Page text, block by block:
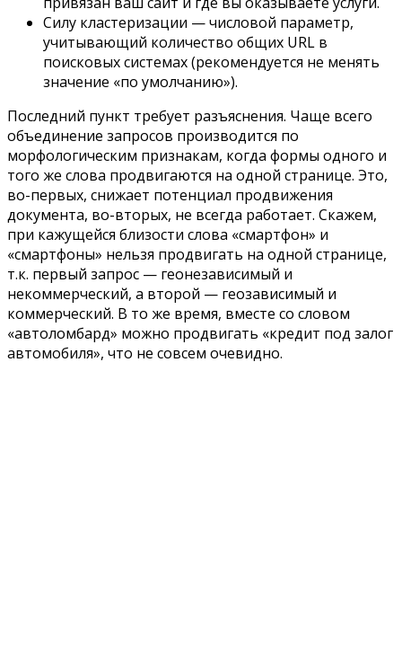
Силу кластеризации — числовой параметр,
учитывающий количество общих URL в
поисковых системах (рекомендуется не менять
значение «по умолчанию»).
Последний пункт требует разъяснения. Чаще всего
объединение запросов производится по
морфологическим признакам, когда формы одного и
того же слова продвигаются на одной странице. Это,
во-первых, снижает потенциал продвижения
документа, во-вторых, не всегда работает. Скажем,
при кажущейся близости слова «смартфон» и
«смартфоны» нельзя продвигать на одной странице,
т.к. первый запрос — геонезависимый и
некоммерческий, а второй — геозависимый и
коммерческий. В то же время, вместе со словом
«автоломбард» можно продвигать «кредит под залог
автомобиля», что не совсем очевидно.